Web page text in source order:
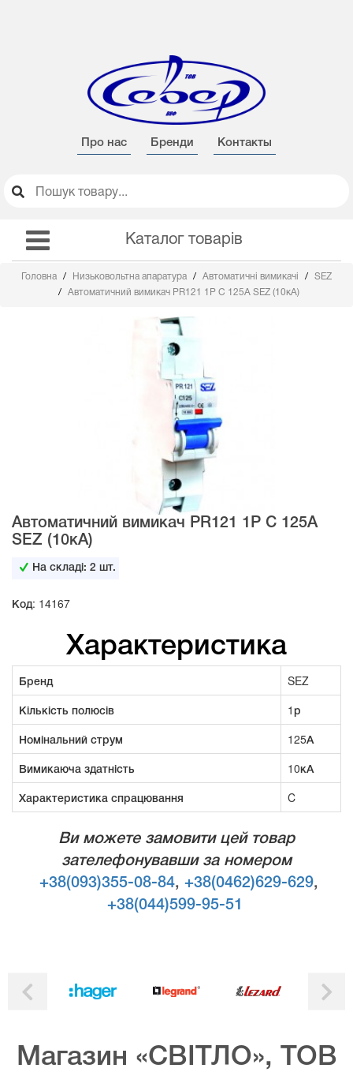
Про нас Бренди Контакты
Каталог товарів
Головна Низьковольтна апаратура Автоматичні вимикачі
SEZ
Автоматичний вимикач PR121 1Р С 125А SEZ (10кА)
Автоматичний вимикач PR121 1Р С 125А
SEZ (10кА)
На складі:2 шт.
Код: 14167
Характеристика
Бренд
SEZ
Кількість полюсів
1р
Номінальний струм
125А
Вимикаюча здатність
10кА
Характеристика спрацювання
C
Ви можете замовити цей товар
зателефонувавши за номером
+38(093)355-08-84, +38(0462)629-629,
+38(044)599-95-51
Магазин «СВІТЛО», ТОВ